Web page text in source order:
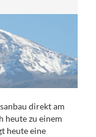
direkt am
heute zu einem
heute eine